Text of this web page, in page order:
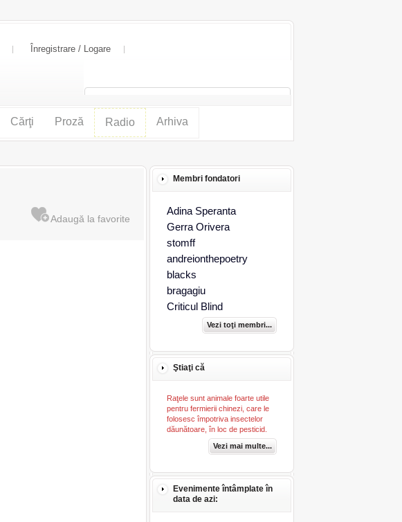
Înregistrare / Logare
Cărţi Proză Radio Arhiva
Membri fondatori
Adina Speranta
Gerra Orivera
stomff
andreionthepoetry
blacks
bragagiu
Criticul Blind
Vezi toţi membri...
Ştiaţi că
Raţele sunt animale foarte utile
pentru fermierii chinezi, care le
folosesc împotriva insectelor
dăunătoare, în loc de pesticid.
Vezi mai multe...
Evenimente întâmplate în
data de azi: